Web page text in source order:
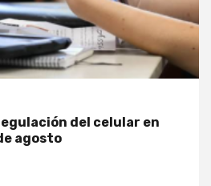
del celular en
agosto